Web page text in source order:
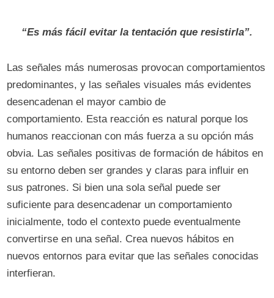
“Es más fácil evitar la tentación que resistirla”.
Las señales más numerosas provocan comportamientos
predominantes, y las señales visuales más evidentes
desencadenan el mayor cambio de
comportamiento. Esta reacción es natural porque los
humanos reaccionan con más fuerza a su opción más
obvia. Las señales positivas de formación de hábitos en
su entorno deben ser grandes y claras para influir en
sus patrones. Si bien una sola señal puede ser
suficiente para desencadenar un comportamiento
inicialmente, todo el contexto puede eventualmente
convertirse en una señal. Crea nuevos hábitos en
nuevos entornos para evitar que las señales conocidas
interfieran.